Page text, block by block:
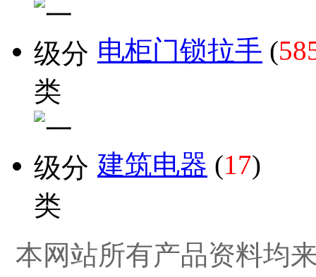
电柜门锁拉手 (
建筑电器 (17)
本网站所有产品资料均